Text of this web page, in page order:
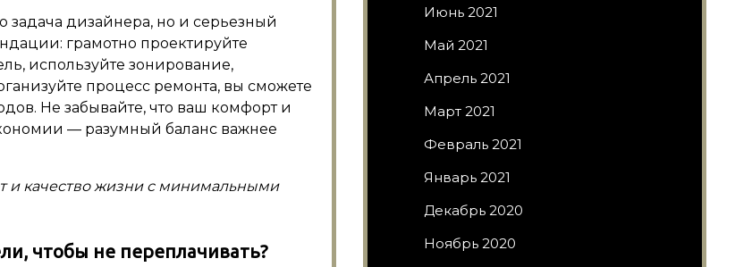
дизайнера, но и серьезный
грамотно проектируйте
используйте зонирование,
процесс ремонта, вы сможете
Не забывайте, что ваш комфорт и
— разумный баланс важнее
и качество жизни с минимальными
чтобы не переплачивать?
Июнь 2021
Май 2021
Апрель 2021
Март 2021
Февраль 2021
Январь 2021
Декабрь 2020
Ноябрь 2020